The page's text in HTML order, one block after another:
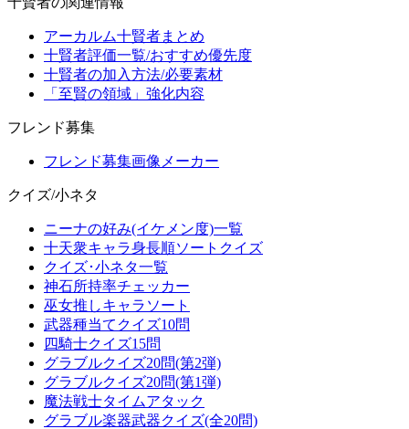
アーカルム十賢者まとめ
十賢者評価一覧/おすすめ優先度
十賢者の加入方法/必要素材
「至賢の領域」強化内容
フレンド募集
フレンド募集画像メーカー
クイズ/小ネタ
ニーナの好み(イケメン度)一覧
十天衆キャラ身長順ソートクイズ
クイズ･小ネタ一覧
神石所持率チェッカー
巫女推しキャラソート
武器種当てクイズ10問
四騎士クイズ15問
グラブルクイズ20問(第2弾)
グラブルクイズ20問(第1弾)
魔法戦士タイムアタック
グラブル楽器武器クイズ(全20問)